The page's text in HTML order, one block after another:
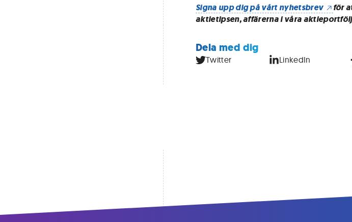
Signa upp dig på vårt nyhetsbrev
för
aktietipsen, affärerna i våra
Dela med dig
Twitter LinkedIn